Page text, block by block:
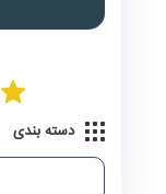
نیل‌شهر
دسته بندی